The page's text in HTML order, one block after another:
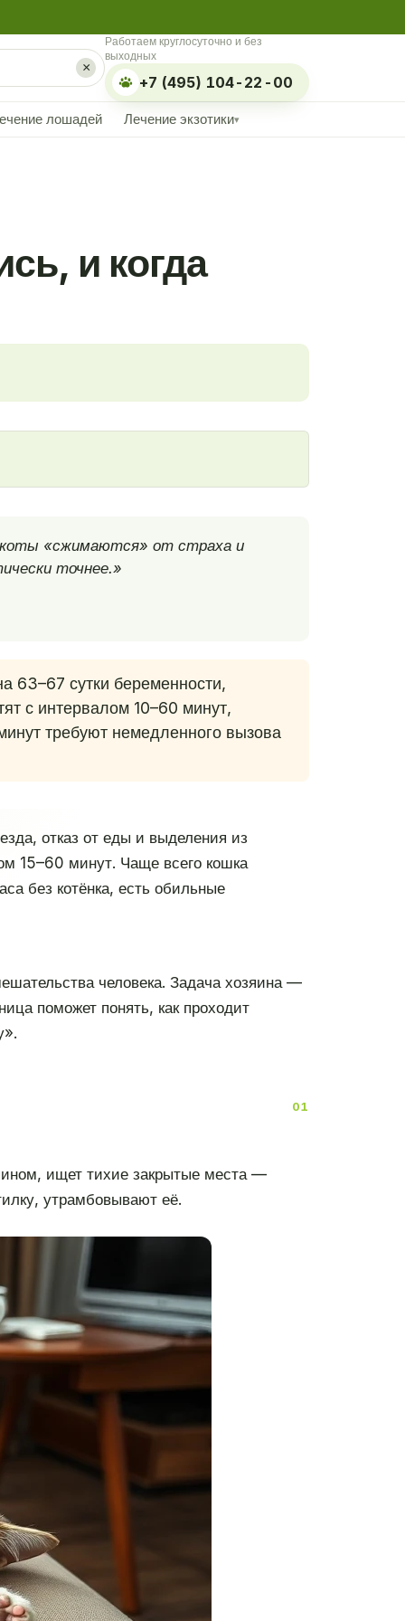
×
Работаем круглосуточно и без
выходных
+7 (495) 104-22-00
лошадей Лечение экзотики▾
и когда
коты «сжимаются» от страха и
точнее.»
63–67 сутки беременности,
с интервалом 10–60 минут,
требуют немедленного вызова
отказ от еды и выделения из
15–60 минут. Чаще всего кошка
без котёнка, есть обильные
человека. Задача хозяина —
поможет понять, как проходит
ищет тихие закрытые места —
утрамбовывают её.